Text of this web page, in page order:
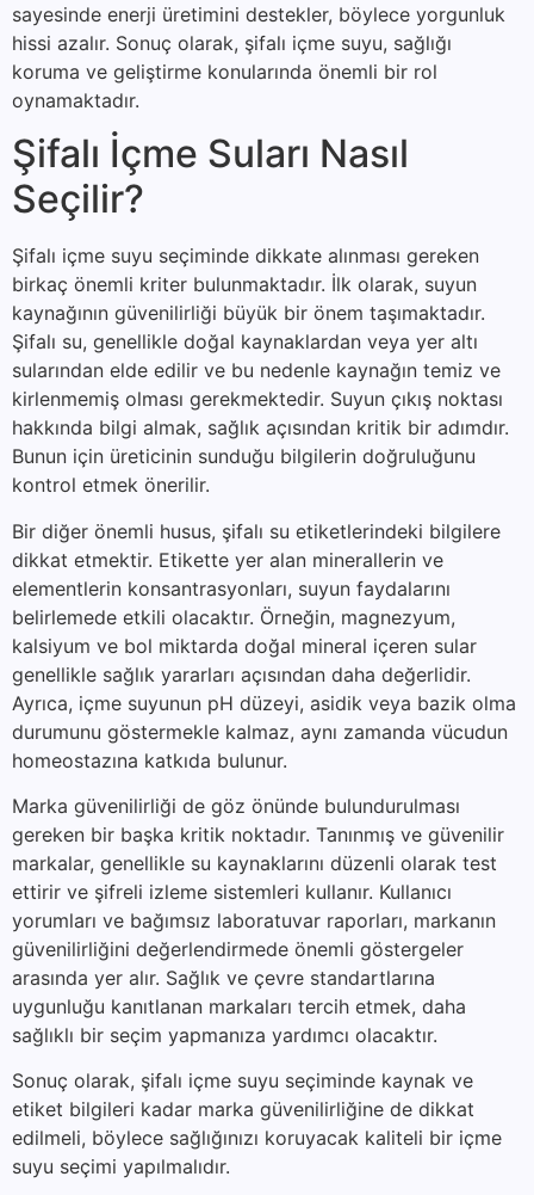
sayesinde enerji üretimini destekler, böylece yorgunluk
hissi azalır. Sonuç olarak, şifalı içme suyu, sağlığı
koruma ve geliştirme konularında önemli bir rol
oynamaktadır.
Şifalı İçme Suları Nasıl
Seçilir?
Şifalı içme suyu seçiminde dikkate alınması gereken
birkaç önemli kriter bulunmaktadır. İlk olarak, suyun
kaynağının güvenilirliği büyük bir önem taşımaktadır.
Şifalı su, genellikle doğal kaynaklardan veya yer altı
sularından elde edilir ve bu nedenle kaynağın temiz ve
kirlenmemiş olması gerekmektedir. Suyun çıkış noktası
hakkında bilgi almak, sağlık açısından kritik bir adımdır.
Bunun için üreticinin sunduğu bilgilerin doğruluğunu
kontrol etmek önerilir.
Bir diğer önemli husus, şifalı su etiketlerindeki bilgilere
dikkat etmektir. Etikette yer alan minerallerin ve
elementlerin konsantrasyonları, suyun faydalarını
belirlemede etkili olacaktır. Örneğin, magnezyum,
kalsiyum ve bol miktarda doğal mineral içeren sular
genellikle sağlık yararları açısından daha değerlidir.
Ayrıca, içme suyunun pH düzeyi, asidik veya bazik olma
durumunu göstermekle kalmaz, aynı zamanda vücudun
homeostazına katkıda bulunur.
Marka güvenilirliği de göz önünde bulundurulması
gereken bir başka kritik noktadır. Tanınmış ve güvenilir
markalar, genellikle su kaynaklarını düzenli olarak test
ettirir ve şifreli izleme sistemleri kullanır. Kullanıcı
yorumları ve bağımsız laboratuvar raporları, markanın
güvenilirliğini değerlendirmede önemli göstergeler
arasında yer alır. Sağlık ve çevre standartlarına
uygunluğu kanıtlanan markaları tercih etmek, daha
sağlıklı bir seçim yapmanıza yardımcı olacaktır.
Sonuç olarak, şifalı içme suyu seçiminde kaynak ve
etiket bilgileri kadar marka güvenilirliğine de dikkat
edilmeli, böylece sağlığınızı koruyacak kaliteli bir içme
suyu seçimi yapılmalıdır.